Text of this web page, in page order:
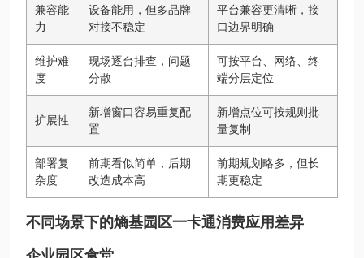
兼容能
力
设备能用，但多品牌
对接不稳定
平台兼容更清晰，接
口边界明确
维护难
度
现场逐台排查，问题
分散
可按平台、网络、终
端分层定位
扩展性
新增窗口容易重复配
置
新增点位可按规则批
量复制
部署复
杂度
前期看似简单，后期
改造成本高
前期规划略多，但长
期更稳定
不同场景下的熵基园区一卡通消费应用差异